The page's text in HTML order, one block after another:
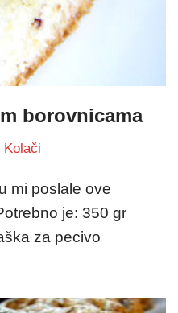
borovnicama
Kolači
mi poslale ove
je: 350 gr
za pecivo